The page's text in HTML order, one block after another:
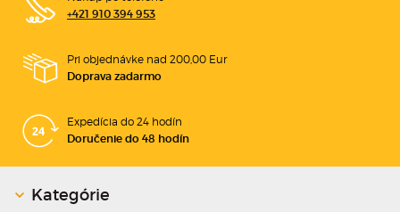
+421 910 394 953
Pri objednávke nad 200,00 Eur
Doprava zadarmo
Expedícia do 24 hodín
Doručenie do 48 hodín
Kategórie